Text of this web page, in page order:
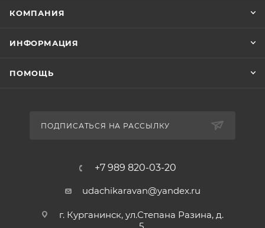
КОМПАНИЯ
ИНФОРМАЦИЯ
ПОМОЩЬ
ПОДПИСАТЬСЯ НА РАССЫЛКУ
+7 989 820-03-20
udachikaravan@yandex.ru
г. Курганинск, ул.Степана Разина, д.